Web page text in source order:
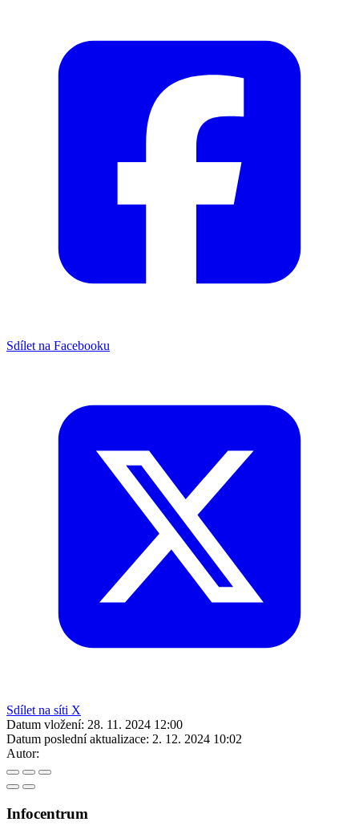
Sdílet na Facebooku
Sdílet na síti X
Datum vložení: 28. 11. 2024 12:00
Datum poslední aktualizace: 2. 12. 2024 10:02
Autor:
Infocentrum